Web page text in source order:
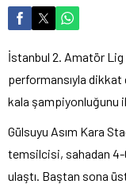
İstanbul 2. Amatör Lig
performansıyla
kala şampiyonluğunu
Gülsuyu Asım Kara
temsilcisi, sahadan 4-
ulaştı. Baştan sona